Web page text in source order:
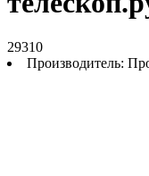
29310
Производитель: